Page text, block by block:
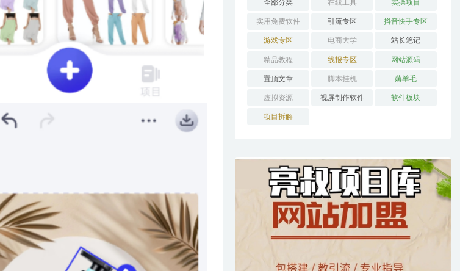
全部分类 在线工具 实操项目
实用免费软件 引流专区 抖音快手专区
游戏专区 电商大学 站长笔记
精品教程 线报专区 网站源码
置顶文章 脚本挂机 薅羊毛
虚拟资源 视屏制作软件 软件板块
项目拆解